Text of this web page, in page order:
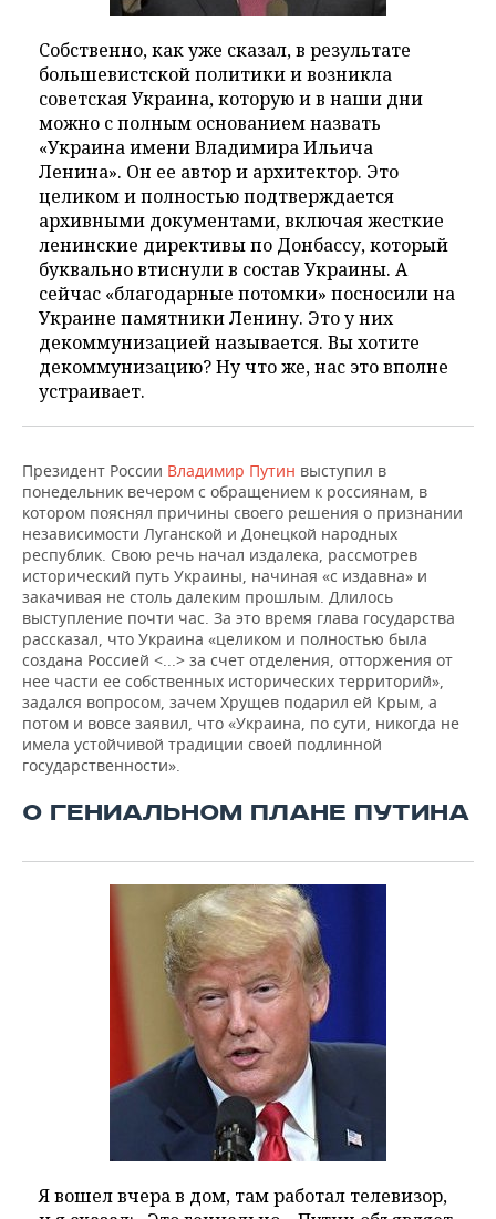
ХОККЕЙ С МЯЧОМ
ПРОИСШЕСТВИЯ
Собственно, как уже сказал, в результате
большевистской политики и возникла
советская Украина, которую и в наши дни
можно с полным основанием назвать
«Украина имени Владимира Ильича
Ленина». Он ее автор и архитектор. Это
целиком и полностью подтверждается
архивными документами, включая жесткие
ленинские директивы по Донбассу, который
буквально втиснули в состав Украины. А
сейчас «благодарные потомки» посносили на
Украине памятники Ленину. Это у них
декоммунизацией называется. Вы хотите
декоммунизацию? Ну что же, нас это вполне
устраивает.
Президент России Владимир Путин выступил в
понедельник вечером с обращением к россиянам, в
котором пояснял причины своего решения о признании
независимости Луганской и Донецкой народных
республик. Свою речь начал издалека, рассмотрев
исторический путь Украины, начиная «с издавна» и
закачивая не столь далеким прошлым. Длилось
выступление почти час. За это время глава государства
рассказал, что Украина «целиком и полностью была
создана Россией <...> за счет отделения, отторжения от
нее части ее собственных исторических территорий»,
задался вопросом, зачем Хрущев подарил ей Крым, а
потом и вовсе заявил, что «Украина, по сути, никогда не
имела устойчивой традиции своей подлинной
государственности».
О ГЕНИАЛЬНОМ ПЛАНЕ ПУТИНА
Я вошел вчера в дом, там работал телевизор,